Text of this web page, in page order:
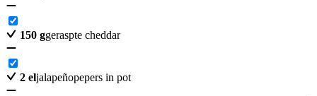
150 ggeraspte cheddar
2 eljalapeñopepers in pot